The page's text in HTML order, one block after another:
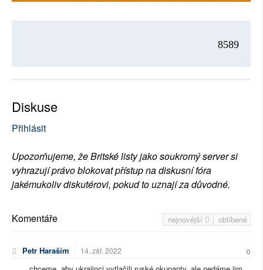
8589
Diskuse
Přihlásit
Upozorňujeme, že Britské listy jako soukromý server si
vyhrazují právo blokovat přístup na diskusní fóra
jakémukoliv diskutérovi, pokud to uznají za důvodné.
nejnovější oblíbené
Komentáře
Petr Haraším 14. zář. 2022 0